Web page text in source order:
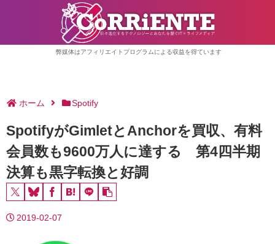
弊媒体はアフィリエイトプログラムによる収益を得ています
ホーム Spotify
SpotifyがGimletとAnchorを買収、有料
会員数も9600万人に達する 第4四半期
決算も黒字転換と好調
2019-02-07